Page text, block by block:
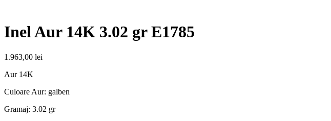
Inel Aur 14K 3.02 gr E1785
1.963,00 lei
Aur 14K
Culoare Aur: galben
Gramaj: 3.02 gr